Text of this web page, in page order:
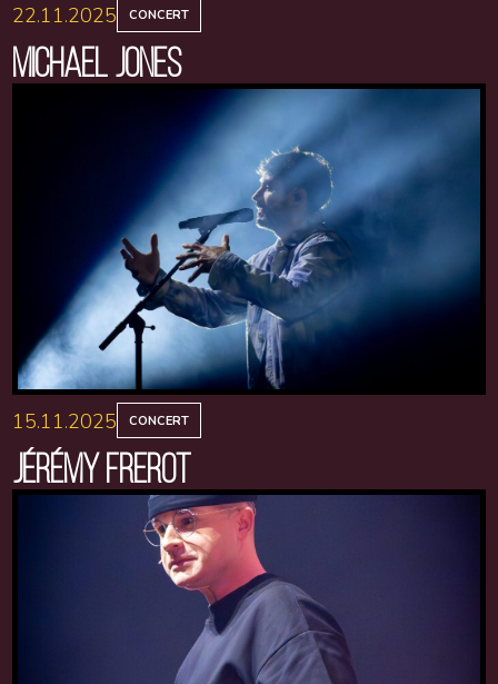
22.11.2025 CONCERT
MICHAEL JONES
15.11.2025 CONCERT
JÉRÉMY FREROT